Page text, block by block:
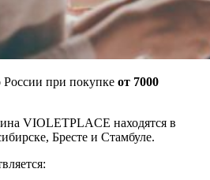
России при покупке от 7000
VIOLETPLACE находятся в
Бресте и Стамбуле.